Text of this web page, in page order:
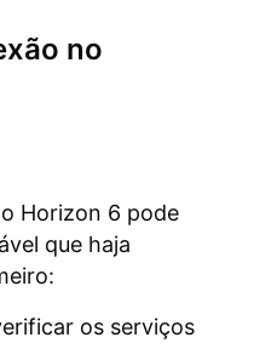
no
Horizon 6 pode
que haja
os serviços